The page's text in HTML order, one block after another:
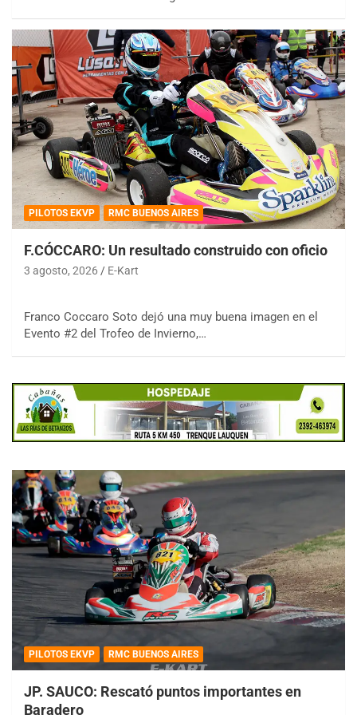
PILOTOS EKVP RMC BUENOS AIRES
F.CÓCCARO: Un resultado construido con oficio
3 agosto, 2026 E-Kart
Franco Coccaro Soto dejó una muy buena imagen en el
Evento #2 del Trofeo de Invierno,…
PILOTOS EKVP RMC BUENOS AIRES
JP. SAUCO: Rescató puntos importantes en
Baradero